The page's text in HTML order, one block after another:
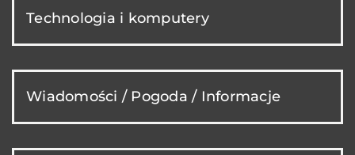
Technologia i komputery
Wiadomości / Pogoda / Informacje